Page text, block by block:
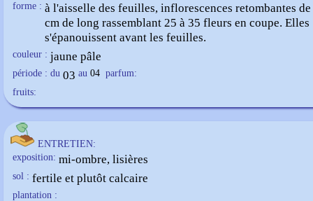
forme : à l'aisselle des feuilles, inflorescences retombantes
cm de long rassemblant 25 à 35 fleurs en coupe. Elles
s'épanouissent avant les feuilles.
couleur : jaune pâle
période : du 03 au 04 parfum:
fruits:
ENTRETIEN:
exposition: mi-ombre, lisières
sol : fertile et plutôt calcaire
plantation :